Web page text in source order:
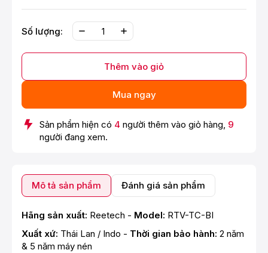
Số lượng:
Thêm vào giỏ
Mua ngay
Sản phẩm hiện có 4 người thêm vào giỏ hàng, 9
người đang xem.
Mô tả sản phẩm Đánh giá sản phẩm
Hãng sản xuất: Reetech - Model: RTV-TC-BI
Xuất xứ: Thái Lan / Indo - Thời gian bảo hành: 2 năm
& 5 năm máy nén